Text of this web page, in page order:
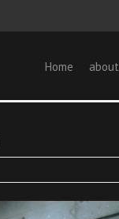
Home about